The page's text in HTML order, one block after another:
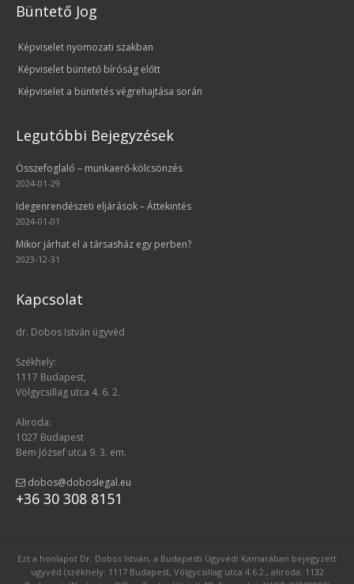
Büntető Jog
Képviselet nyomozati szakban
Képviselet büntető bíróság előtt
Képviselet a büntetés végrehajtása során
Legutóbbi Bejegyzések
Összefoglaló – munkaerő-kölcsönzés
2024-01-29
Idegenrendészeti eljárások – Áttekintés
2024-01-01
Mikor járhat el a társasház egy perben?
2023-12-31
Kapcsolat
dr. Dobos István ügyvéd
Székhely:
1117 Budapest,
Völgycsillag utca 4. 6. 2.
Aliroda:
1027 Budapest
Bem József utca 9. 3. em.
dobos@doboslegal.eu
+36 30 308 8151
Ezt a honlapot Dr. Dobos István, a Budapesti Ügyvédi Kamarában bejegyzett
ügyvéd (székhely: 1117 Budapest, Völgycsillag utca 4.6.2., aliroda: 1132